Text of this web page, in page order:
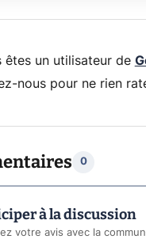
êtes un utilisateur de
nous pour ne rien
0
à la discussion
votre avis avec la